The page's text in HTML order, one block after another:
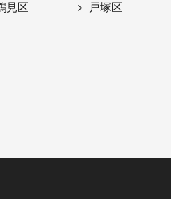
見区 戸塚区